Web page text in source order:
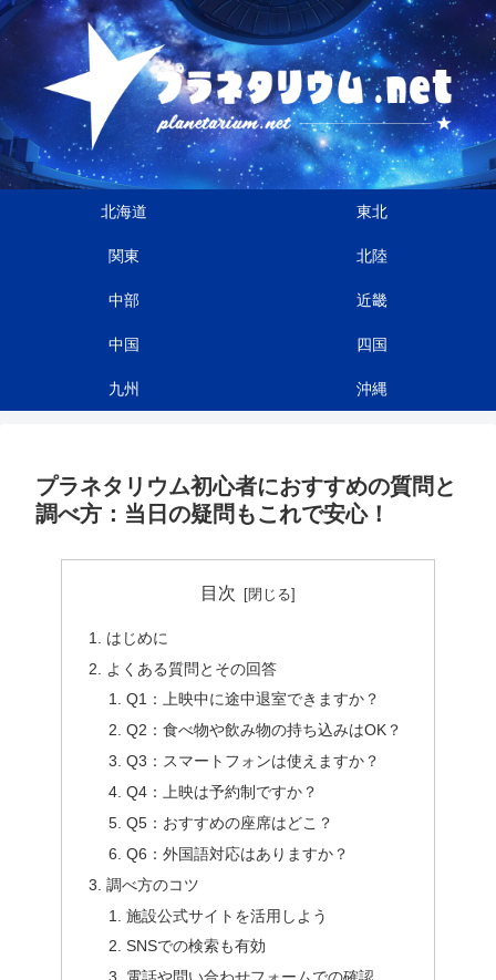
北海道 東北
関東 北陸
中部 近畿
中国 四国
九州 沖縄
プラネタリウム初心者におすすめの質問と
調べ方：当日の疑問もこれで安心！
目次
はじめに
よくある質問とその回答
Q1：上映中に途中退室できますか？
Q2：食べ物や飲み物の持ち込みはOK？
Q3：スマートフォンは使えますか？
Q4：上映は予約制ですか？
Q5：おすすめの座席はどこ？
Q6：外国語対応はありますか？
調べ方のコツ
施設公式サイトを活用しよう
SNSでの検索も有効